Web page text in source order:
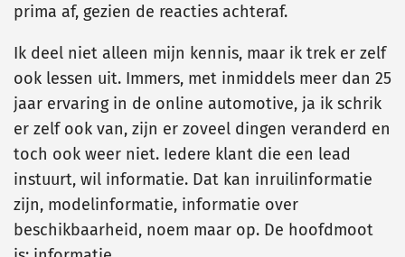
prima af, gezien de reacties achteraf.
Ik deel niet alleen mijn kennis, maar ik trek er zelf
ook lessen uit. Immers, met inmiddels meer dan 25
jaar ervaring in de online automotive, ja ik schrik
er zelf ook van, zijn er zoveel dingen veranderd en
toch ook weer niet. Iedere klant die een lead
instuurt, wil informatie. Dat kan inruilinformatie
zijn, modelinformatie, informatie over
beschikbaarheid, noem maar op. De hoofdmoot